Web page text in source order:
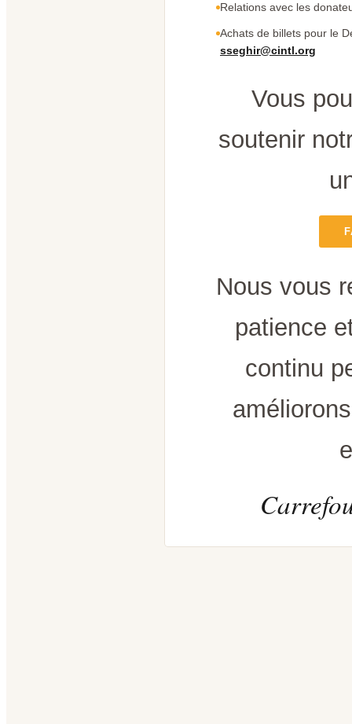
Relations avec les
Achats de billets pour le
sseghir@cintl.org
Vous
soutenir
Nous vous
patience
continu